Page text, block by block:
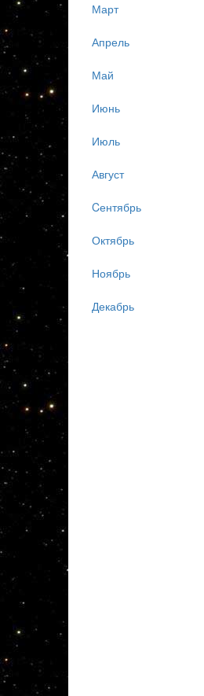
Март
Апрель
Май
Июнь
Июль
Август
Cентябрь
Октябрь
Ноябрь
Декабрь